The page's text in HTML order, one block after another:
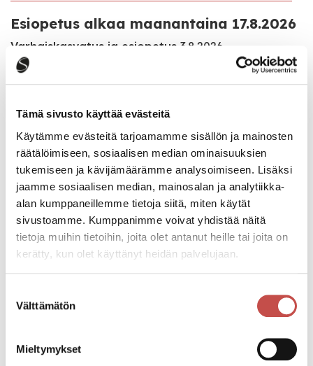
Tämä sivusto käyttää evästeitä
Käytämme evästeitä tarjoamamme sisällön ja mainosten
räätälöimiseen, sosiaalisen median ominaisuuksien
tukemiseen ja kävijämäärämme analysoimiseen. Lisäksi
jaamme sosiaalisen median, mainosalan ja analytiikka-
alan kumppaneillemme tietoja siitä, miten käytät
sivustoamme. Kumppanimme voivat yhdistää näitä
tietoja muihin tietoihin, joita olet antanut heille tai joita on
kerätty, kun olet käyttänyt heidän palvelujaan.
valinta
Välttämätön
Mieltymykset
Esiopetus alkaa maanantaina 17.8.2026
Varhaiskasvatus ja esiopetus 3.8.2026
Myrsky Energia Oy:n Hillonevan
tuulivoimahanketta koskeva perusteltu
päätelmä
Ajankohtaista 22.7.2026
Kaikki ajankohtaiset
Twitter